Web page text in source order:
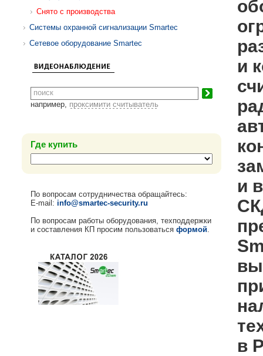
Снято с производства
Системы охранной сигнализации Smartec
Сетевое оборудование Smartec
например, проксимити считыватель
Где купить
По вопросам сотрудничества обращайтесь:
E-mail: info@smartec-security.ru
По вопросам работы оборудования, техподдержки
и составления КП просим пользоваться формой
и
и
в